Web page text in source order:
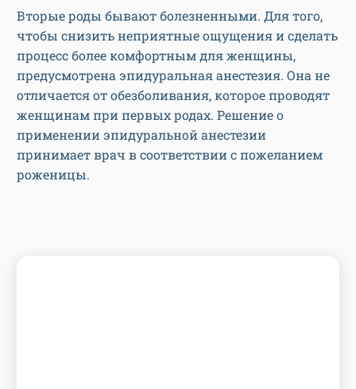
процесс более комфортным для женщины,
предусмотрена эпидуральная анестезия. Она не
отличается от обезболивания, которое проводят
женщинам при первых родах. Решение о
применении эпидуральной анестезии
принимает врач в соответствии с пожеланием
роженицы.